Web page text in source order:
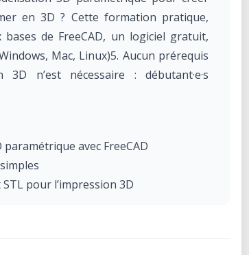
en 3D ? Cette formation pratique,
de FreeCAD, un logiciel gratuit,
Mac, Linux)5. Aucun prérequis
n’est nécessaire : débutant·e·s
avec FreeCAD
pour l’impression 3D